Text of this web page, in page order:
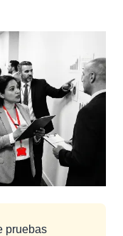
pruebas